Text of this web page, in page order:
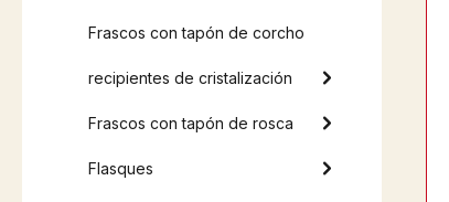
Frascos con tapón de corcho
recipientes de cristalización
Frascos con tapón de rosca
Flasques